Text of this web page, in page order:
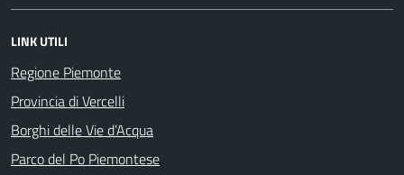
LINK UTILI
Regione Piemonte
Provincia di Vercelli
Borghi delle Vie d’Acqua
Parco del Po Piemontese